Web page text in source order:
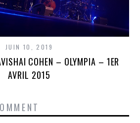
JUIN 10, 2019
COHEN – OLYMPIA – 1ER
AVRIL 2015